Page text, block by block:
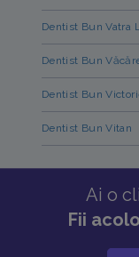
Dentist Bun Vatra
Dentist Bun
Dentist Bun
Dentist Bun Vitan
Ai o
Fii